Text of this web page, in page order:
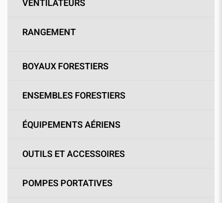
VENTILATEURS
RANGEMENT
BOYAUX FORESTIERS
ENSEMBLES FORESTIERS
ÉQUIPEMENTS AÉRIENS
OUTILS ET ACCESSOIRES
POMPES PORTATIVES